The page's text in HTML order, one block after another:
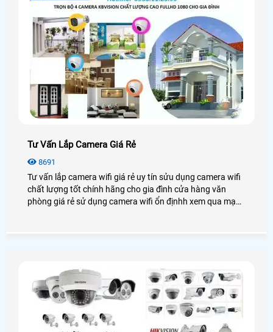
Tư Vấn Lắp Camera Giá Rẻ
8691
Tư vấn lắp camera wifi giá rẻ uy tín sửu dụng camera wifi
chất lượng tốt chính hãng cho gia đình cửa hàng văn
phòng giá rẻ sử dụng camera wifi ổn địnhh xem qua mạng